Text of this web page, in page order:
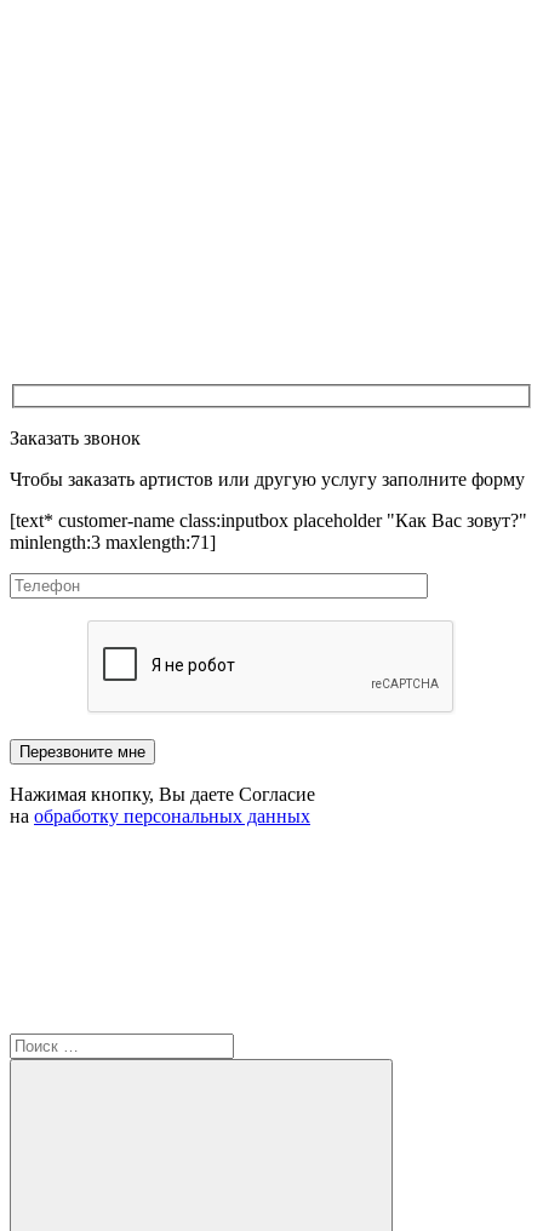
Заказать звонок
Чтобы заказать артистов или другую услугу заполните форму
[text* customer-name class:inputbox placeholder "Как Вас зовут?"
minlength:3 maxlength:71]
Нажимая кнопку, Вы даете Согласие
на обработку персональных данных